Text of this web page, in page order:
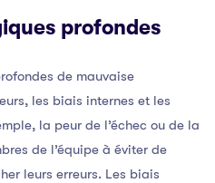
profondes
de mauvaise
les biais internes et les
la peur de l’échec ou de la
de l’équipe à éviter de
leurs erreurs. Les biais